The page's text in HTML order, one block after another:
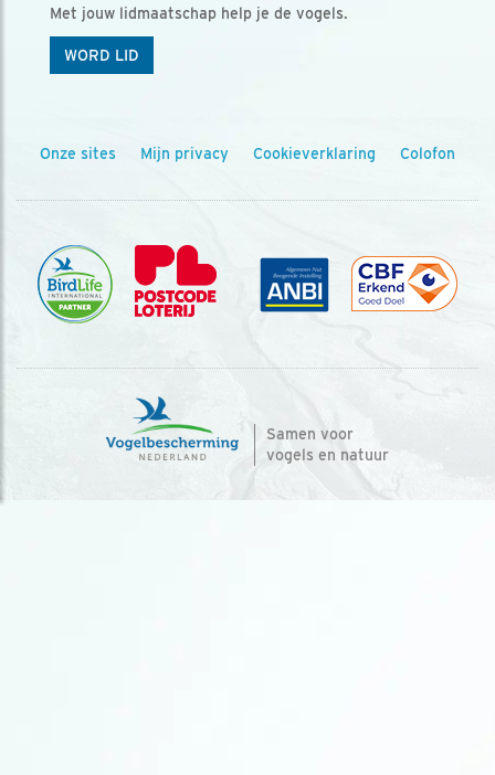
Met jouw lidmaatschap help je de vogels.
WORD LID
Onze sites Mijn privacy Cookieverklaring Colofon
Samen voor
vogels en natuur